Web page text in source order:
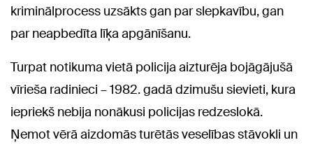
kriminālprocess uzsākts gan par slepkavību, gan
par neapbedīta līķa apgānīšanu.
Turpat notikuma vietā policija aizturēja bojāgājušā
vīrieša radinieci – 1982. gadā dzimušu sievieti, kura
iepriekš nebija nonākusi policijas redzeslokā.
Ņemot vērā aizdomās turētās veselības stāvokli un